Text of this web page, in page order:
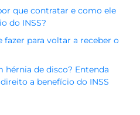
que contratar e como ele
do INSS?
fazer para voltar a receber o
hérnia de disco? Entenda
a benefício do INSS